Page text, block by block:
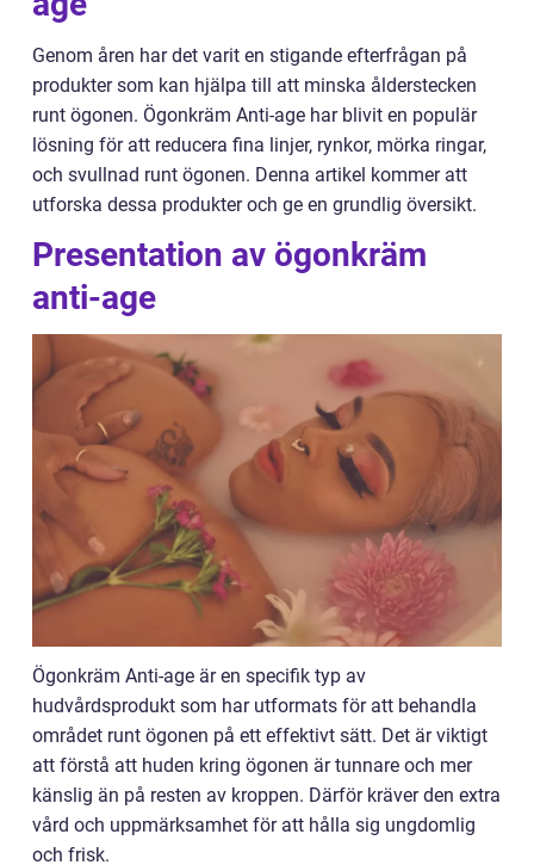
Genom åren har det varit en stigande efterfrågan på
produkter som kan hjälpa till att minska ålderstecken
runt ögonen. Ögonkräm Anti-age har blivit en populär
lösning för att reducera fina linjer, rynkor, mörka ringar,
och svullnad runt ögonen. Denna artikel kommer att
utforska dessa produkter och ge en grundlig översikt.
Presentation av ögonkräm
anti-age
Ögonkräm Anti-age är en specifik typ av
hudvårdsprodukt som har utformats för att behandla
området runt ögonen på ett effektivt sätt. Det är viktigt
att förstå att huden kring ögonen är tunnare och mer
känslig än på resten av kroppen. Därför kräver den extra
vård och uppmärksamhet för att hålla sig ungdomlig
och frisk.